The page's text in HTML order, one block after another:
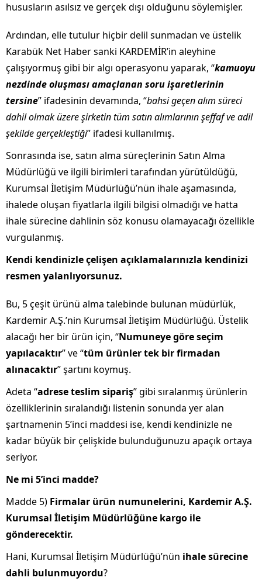
hususların asılsız ve gerçek dışı olduğunu söylemişler.
Ardından, elle tutulur hiçbir delil sunmadan ve üstelik
Karabük Net Haber sanki KARDEMİR’in aleyhine
çalışıyormuş gibi bir algı operasyonu yaparak, “kamuoyu
nezdinde oluşması amaçlanan soru işaretlerinin
tersine” ifadesinin devamında, “bahsi geçen alım süreci
dahil olmak üzere şirketin tüm satın alımlarının şeffaf ve adil
şekilde gerçekleştiği” ifadesi kullanılmış.
Sonrasında ise, satın alma süreçlerinin Satın Alma
Müdürlüğü ve ilgili birimleri tarafından yürütüldüğü,
Kurumsal İletişim Müdürlüğü’nün ihale aşamasında,
ihalede oluşan fiyatlarla ilgili bilgisi olmadığı ve hatta
ihale sürecine dahlinin söz konusu olamayacağı özellikle
vurgulanmış.
Kendi kendinizle çelişen açıklamalarınızla kendinizi
resmen yalanlıyorsunuz.
Bu, 5 çeşit ürünü alma talebinde bulunan müdürlük,
Kardemir A.Ş.’nin Kurumsal İletişim Müdürlüğü. Üstelik
alacağı her bir ürün için, “Numuneye göre seçim
yapılacaktır” ve “tüm ürünler tek bir firmadan
alınacaktır” şartını koymuş.
Adeta “adrese teslim sipariş” gibi sıralanmış ürünlerin
özelliklerinin sıralandığı listenin sonunda yer alan
şartnamenin 5’inci maddesi ise, kendi kendinizle ne
kadar büyük bir çelişkide bulunduğunuzu apaçık ortaya
seriyor.
Ne mi 5’inci madde?
Madde 5) Firmalar ürün numunelerini, Kardemir A.Ş.
Kurumsal İletişim Müdürlüğüne kargo ile
gönderecektir.
Hani, Kurumsal İletişim Müdürlüğü’nün ihale sürecine
dahli bulunmuyordu?